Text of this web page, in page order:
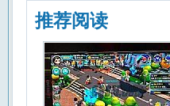
推荐阅读